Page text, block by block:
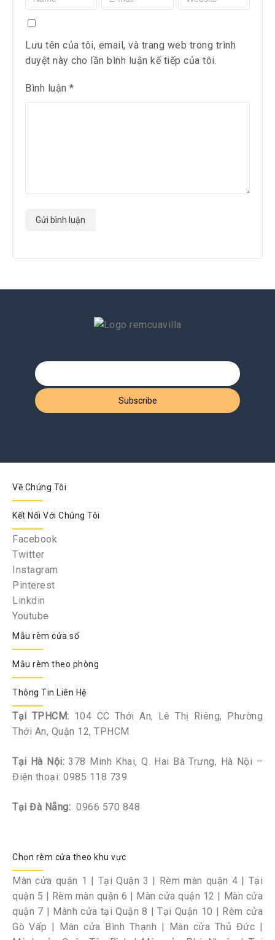
Lưu tên của tôi, email, và trang web trong trình
duyệt này cho lần bình luận kế tiếp của tôi.
Bình luận *
Về Chúng Tôi
Kết Nối Với Chúng Tôi
Facebook
Twitter
Instagram
Pinterest
Linkdin
Youtube
Mẫu rèm cửa sổ
Mẫu rèm theo phòng
Thông Tin Liên Hệ
Tại TPHCM: 104 CC Thới An, Lê Thị Riêng, Phường
Thới An, Quận 12, TPHCM
Tại Hà Nội:378 Minh Khai, Q. Hai Bà Trưng, Hà Nội –
Điện thoại: 0985 118 739
Tại Đà Nẵng: 0966 570 848
Chọn rèm cửa theo khu vực
Màn cửa quận 1 | Tại Quận 3 | Rèm màn quận 4 | Tại
quận 5 | Rèm màn quận 6 | Màn cửa quận 12 | Màn cửa
quận 7 | Mành cửa tại Quận 8 | Tại Quận 10 | Rèm cửa
Gò Vấp | Màn cửa Bình Thạnh | Màn cửa Thủ Đức |